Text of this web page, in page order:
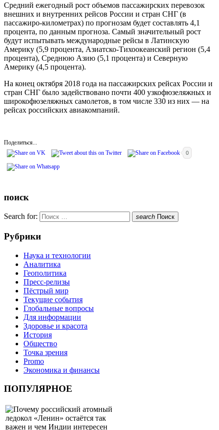
Средний ежегодный рост объемов пассажирских перевозок
внешних и внутренних рейсов России и стран СНГ (в
пассажиро-километрах) по прогнозам будет составлять 4,1
процента, по данным прогноза. Самый значительный рост
будут испытывать международные рейсы в Латинскую
Америку (5,9 процента, Азиатско-Тихоокеанский регион (5,4
процента), Среднюю Азию (5,1 процента) и Северную
Америку (4,5 процента).
На конец октября 2018 года на пассажирских рейсах России и
стран СНГ было задействовано почти 400 узкофюзеляжных и
широкофюзеляжных самолетов, в том числе 330 из них — на
рейсах российских авиакомпаний.
Поделиться...
0
поиск
Search for: search Поиск
Рубрики
Наука и технологии
Аналитика
Геополитика
Пресс-релизы
Пёстрый мир
Текущие события
Глобальные вопросы
Для информации
Здоровье и красота
История
Общество
Точка зрения
Promo
Экономика и финансы
ПОПУЛЯРНОЕ